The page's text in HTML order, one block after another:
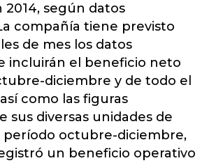
2014, según datos
compañía tiene previsto
de mes los datos
incluirán el beneficio neto
diciembre y de todo el
como las figuras
sus diversas unidades de
período octubre-diciembre,
un beneficio operativo